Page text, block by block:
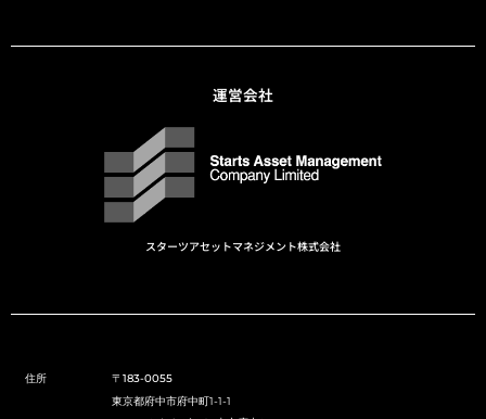
運営会社
スターツアセットマネジメント株式会社
住所
〒183-0055
東京都府中市府中町1-1-1